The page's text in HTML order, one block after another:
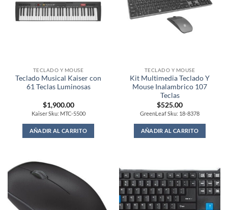
TECLADO Y MOUSE
Teclado Musical Kaiser con
61 Teclas Luminosas
$1,900.00
Kaiser Sku: MTC-5500
AÑADIR AL CARRITO
TECLADO Y MOUSE
Kit Multimedia Teclado Y
Mouse Inalambrico 107
Teclas
$525.00
GreenLeaf Sku: 18-8378
AÑADIR AL CARRITO